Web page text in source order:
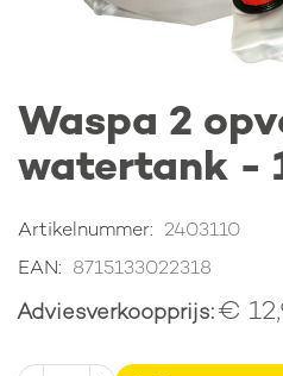
naar
begin
gallerij
Waspa 2
watertank -
Artikelnummer
2403110
EAN
8715133022318
Adviesverkoopprijs €